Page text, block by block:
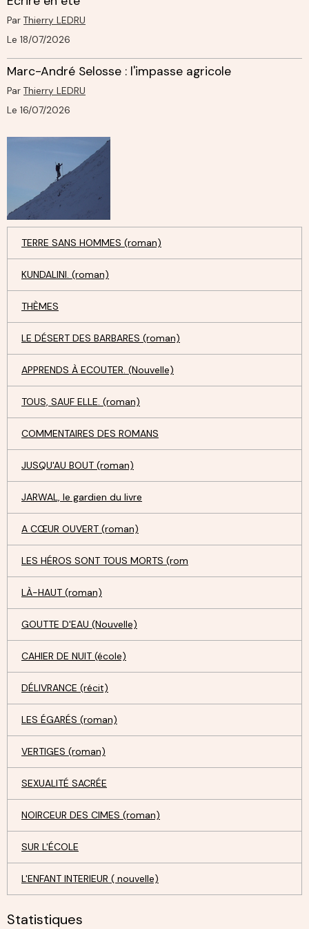
Par Thierry LEDRU
Le 18/07/2026
Marc-André Selosse : l'impasse agricole
Par Thierry LEDRU
Le 16/07/2026
TERRE SANS HOMMES (roman)
KUNDALINI. (roman)
THÈMES
LE DÉSERT DES BARBARES (roman)
APPRENDS À ECOUTER. (Nouvelle)
TOUS, SAUF ELLE. (roman)
COMMENTAIRES DES ROMANS
JUSQU'AU BOUT (roman)
JARWAL, le gardien du livre
A CŒUR OUVERT (roman)
LES HÉROS SONT TOUS MORTS (rom
LÀ-HAUT (roman)
GOUTTE D'EAU (Nouvelle)
CAHIER DE NUIT (école)
DÉLIVRANCE (récit)
LES ÉGARÉS (roman)
VERTIGES (roman)
SEXUALITÉ SACRÉE
NOIRCEUR DES CIMES (roman)
SUR L'ÉCOLE
L'ENFANT INTERIEUR ( nouvelle)
Statistiques